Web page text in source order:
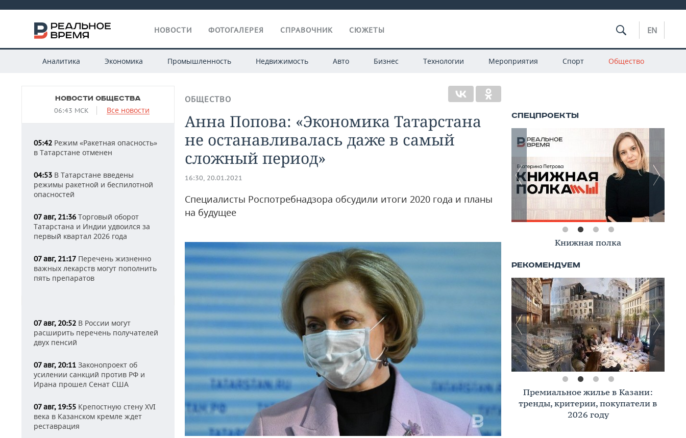
НОВОСТИ ФОТОГАЛЕРЕЯ СПРАВОЧНИК СЮЖЕТЫ EN
Аналитика Экономика Промышленность Недвижимость Авто Бизнес Технологии Мероприятия Спорт Общество
НОВОСТИ ОБЩЕСТВА
06:43 МСК Все новости
05:42 Режим «Ракетная опасность»
в Татарстане отменен
04:53 В Татарстане введены
режимы ракетной и беспилотной
опасностей
07 авг, 21:36 Торговый оборот
Татарстана и Индии удвоился за
первый квартал 2026 года
07 авг, 21:17 Перечень жизненно
важных лекарств могут пополнить
пять препаратов
07 авг, 20:52 В России могут
расширить перечень получателей
двух пенсий
07 авг, 20:11 Законопроект об
усилении санкций против РФ и
Ирана прошел Сенат США
07 авг, 19:55 Крепостную стену XVI
века в Казанском кремле ждет
реставрация
ОБЩЕСТВО
Анна Попова: «Экономика Татарстана
не останавливалась даже в самый
сложный период»
16:30, 20.01.2021
Специалисты Роспотребнадзора обсудили итоги 2020 года и планы
на будущее
Книжная полка
Премиальное жилье в Казани:
тренды, критерии, покупатели в
2026 году